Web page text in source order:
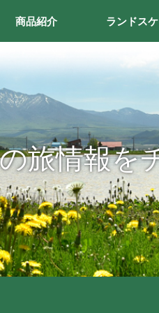
商品紹介 ランドス
旅情報を